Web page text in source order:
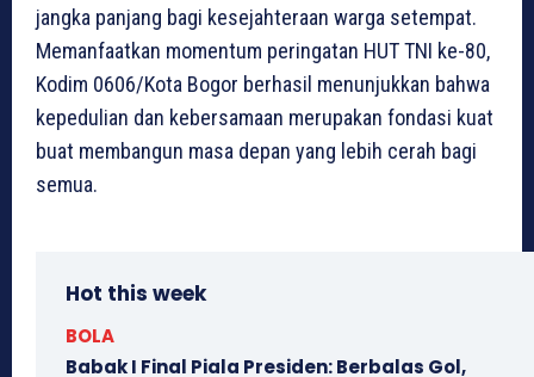
jangka panjang bagi kesejahteraan warga setempat.
Memanfaatkan momentum peringatan HUT TNI ke-80,
Kodim 0606/Kota Bogor berhasil menunjukkan bahwa
kepedulian dan kebersamaan merupakan fondasi kuat
buat membangun masa depan yang lebih cerah bagi
semua.
Hot this week
BOLA
Babak I Final Piala Presiden: Berbalas Gol,